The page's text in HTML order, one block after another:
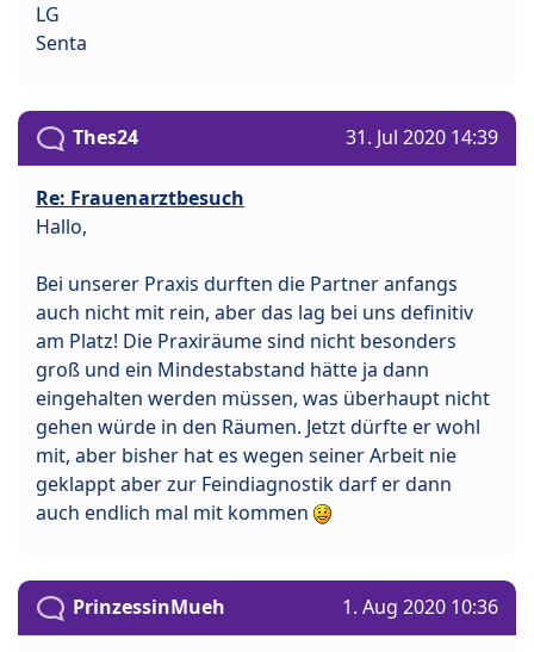
LG
Senta
Thes24 31. Jul 2020 14:39
Re: Frauenarztbesuch
Hallo,
Bei unserer Praxis durften die Partner anfangs
auch nicht mit rein, aber das lag bei uns definitiv
am Platz! Die Praxiräume sind nicht besonders
groß und ein Mindestabstand hätte ja dann
eingehalten werden müssen, was überhaupt nicht
gehen würde in den Räumen. Jetzt dürfte er wohl
mit, aber bisher hat es wegen seiner Arbeit nie
geklappt aber zur Feindiagnostik darf er dann
auch endlich mal mit kommen
PrinzessinMueh 1. Aug 2020 10:36